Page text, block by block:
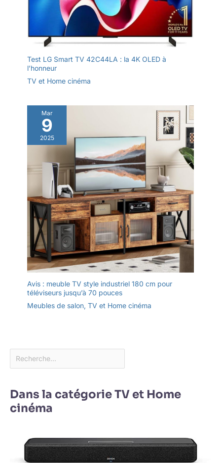
Test LG Smart TV 42C44LA : la 4K OLED à
l’honneur
TV et Home cinéma
Mar
9
2025
Avis : meuble TV style industriel 180 cm pour
téléviseurs jusqu’à 70 pouces
Meubles de salon, TV et Home cinéma
Dans la catégorie TV et Home
cinéma